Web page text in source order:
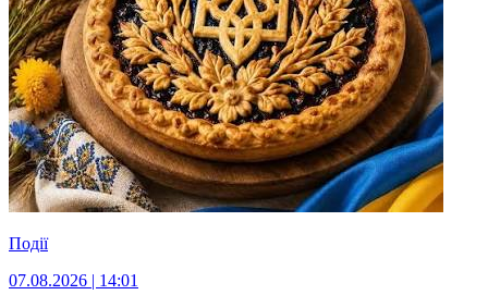
Події
07.08.2026 | 14:01